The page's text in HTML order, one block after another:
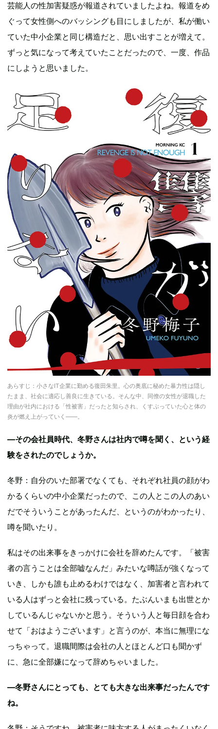
芸能人の性加害疑惑が報道されていましたよね。報道をめ
ぐって女性側へのバッシングも目にしましたが、私が働い
ていた中小企業と同じ構造だと、思い出すことが増えて。
ずっと気になって考えていたことだったので、一度、作品
にしようと思いました。
あらすじ：小さなIT企業に勤める復田朱里。心の奥底に秘めた暴力性は隠し
たまま、社会に適応し善良に生きている。そんな中、同僚の女性が退職した
理由が社内における「性被害」だったと知らされ、くすぶっていた心と体の
炎が燃え上がっていく——。
―その会社員時代、冬野さんは社内で噂を聞く、という経
験をされたのでしょうか。
冬野：自分のいた部署でなくても、それぞれ社員の顔がわ
かるくらいの中小企業だったので、この人とこの人のあい
だでそういうことがあったんだ、というのがわかったり、
噂を聞いたり。
私はその出来事をきっかけに会社を辞めたんです。「被害
者の言うことは全部嘘なんだ」みたいな噂話が強くなって
いき、しかも誰も止めるわけではなく、加害者と言われて
いる人はずっと会社に残っている。たぶんいまも出世とか
しているんじゃないかと思う。そういう人と毎日顔を合わ
せて「おはようございます」と言うのが、本当に無理にな
っちゃって。退職間際は会社の人とほとんど口も聞かず
に、急に全部嫌になって辞めちゃいました。
―冬野さんにとっても、とても大きな出来事だったんです
ね。